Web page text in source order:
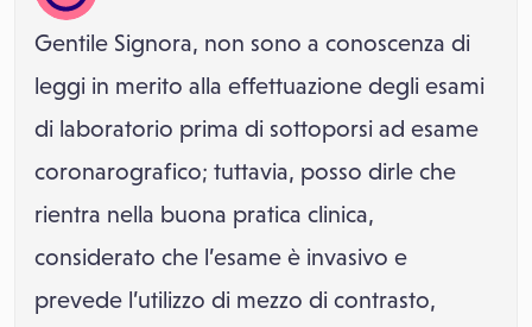
Gentile Signora, non sono a conoscenza di
leggi in merito alla effettuazione degli esami
di laboratorio prima di sottoporsi ad esame
coronarografico; tuttavia, posso dirle che
rientra nella buona pratica clinica,
considerato che l’esame è invasivo e
prevede l’utilizzo di mezzo di contrasto,